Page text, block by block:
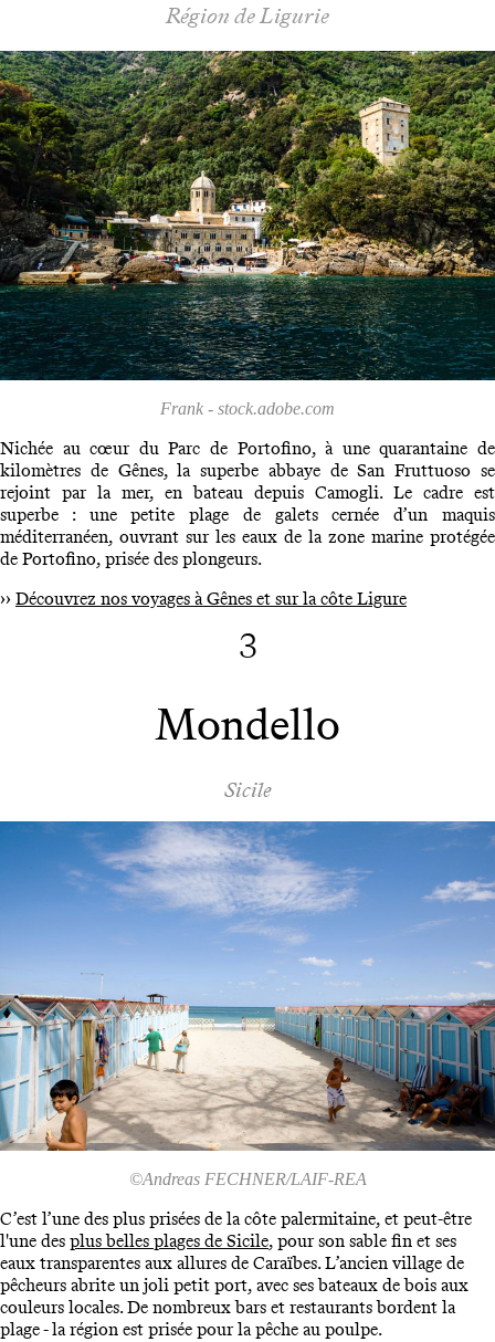
Région de Ligurie
Frank - stock.adobe.com
Nichée au cœur du Parc de Portofino, à une quarantaine de
kilomètres de Gênes, la superbe abbaye de San Fruttuoso se
rejoint par la mer, en bateau depuis Camogli. Le cadre est
superbe : une petite plage de galets cernée d’un maquis
méditerranéen, ouvrant sur les eaux de la zone marine protégée
de Portofino, prisée des plongeurs.
›› Découvrez nos voyages à Gênes et sur la côte Ligure
3
Mondello
Sicile
©Andreas FECHNER/LAIF-REA
C’est l’une des plus prisées de la côte palermitaine, et peut-être
l'une des plus belles plages de Sicile, pour son sable fin et ses
eaux transparentes aux allures de Caraïbes. L’ancien village de
pêcheurs abrite un joli petit port, avec ses bateaux de bois aux
couleurs locales. De nombreux bars et restaurants bordent la
plage - la région est prisée pour la pêche au poulpe.